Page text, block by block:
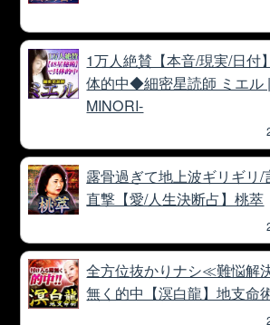
1万人絶賛【本音/現実/日付
体的中◆細密星読師 ミエル
MINORI-
露骨過ぎて地上波ギリギリ
直撃【愛/人生決断占】桃萃
全方位抜かりナシ≪難悩解
無く的中【溟白龍】地支命